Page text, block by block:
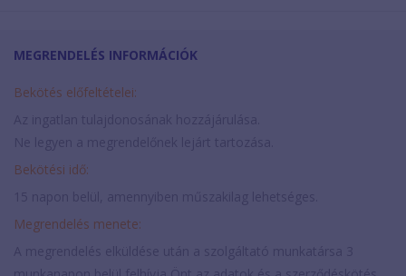
MEGRENDELÉS INFORMÁCIÓK
Bekötés előfeltételei:
Bekötési idő:
Megrendelés menete: